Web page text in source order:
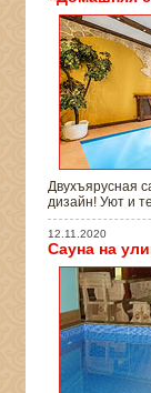
Двухъярусная
дизайн! Уют и
12.11.2020
Сауна на